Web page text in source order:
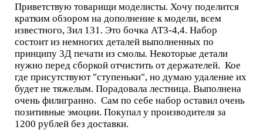
Приветствую товарищи моделисты. Хочу поделится
кратким обзором на дополнение к модели, всем
известного, Зил 131. Это бочка АТЗ-4,4. Набор
состоит из немногих деталей выполненных по
принципу 3Д печати из смолы. Некоторые детали
нужно перед сборкой отчистить от держателей. Кое
где присутствуют "ступеньки", но думаю удаление их
будет не тяжелым. Порадовала лестница. Выполнена
очень филигранно. Сам по себе набор оставил очень
позитивные эмоции. Покупал у производителя за
1200 рублей без доставки.